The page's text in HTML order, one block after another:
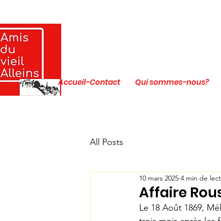
Accueil-Contact Qui sommes-nous?
All Posts
Affaire
10 mars 2025 4 min de
Le 18 Août 1869,